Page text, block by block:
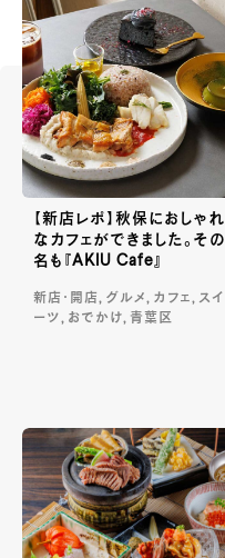
【新店レポ】秋保におしゃれ
なカフェができました。その
名も『AKIU Cafe』
新店・開店, グルメ, カフェ, スイ
ーツ, おでかけ, 青葉区